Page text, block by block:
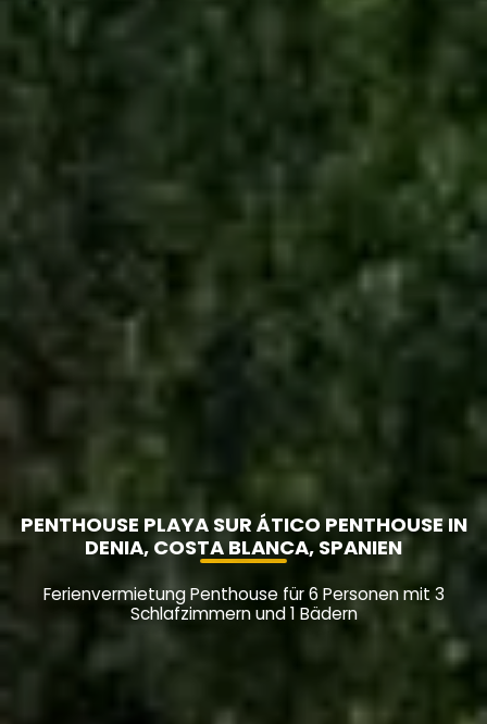
PENTHOUSE PLAYA SUR ÁTICO PENTHOUSE IN
DENIA, COSTA BLANCA, SPANIEN
Ferienvermietung Penthouse für 6 Personen mit 3
Schlafzimmern und 1 Bädern